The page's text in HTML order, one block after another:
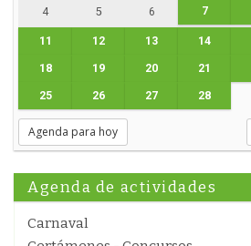
4 5 6 7
11 12 13 14
18 19 20 21
25 26 27 28
Agenda para hoy
Agenda de actividades
Carnaval